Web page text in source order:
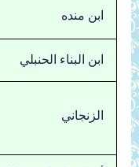
ابن منده
ابن البناء الحنبلي
الزنجاني